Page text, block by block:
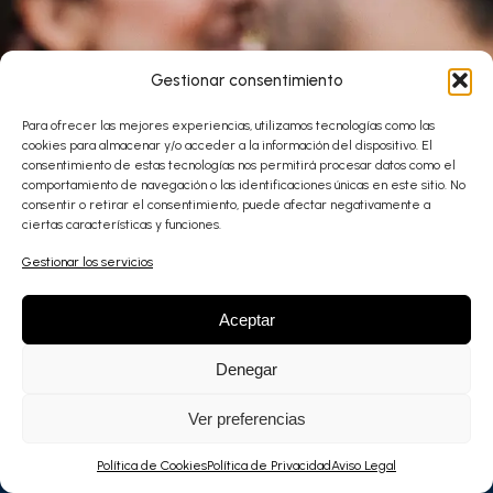
Gestionar consentimiento
Para ofrecer las mejores experiencias, utilizamos tecnologías como las
cookies para almacenar y/o acceder a la información del dispositivo. El
consentimiento de estas tecnologías nos permitirá procesar datos como el
comportamiento de navegación o las identificaciones únicas en este sitio. No
consentir o retirar el consentimiento, puede afectar negativamente a
ciertas características y funciones.
Gestionar los servicios
Aceptar
Denegar
Ver preferencias
Política de CookiesPolítica de PrivacidadAviso Legal